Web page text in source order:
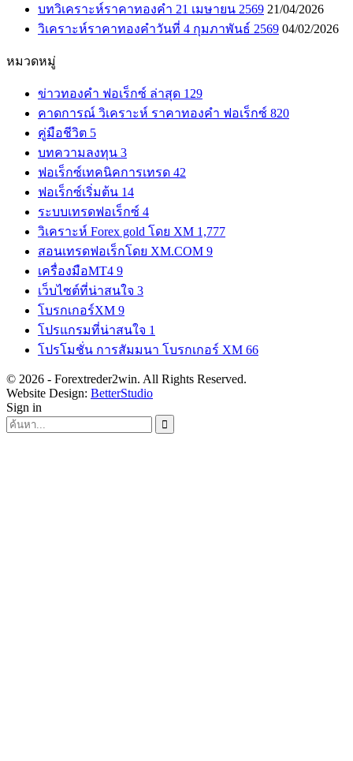
บทวิเคราะห์ราคาทองคำ 21 เมษายน 2569 21/04/2026
วิเคราะห์ราคาทองคำวันที่ 4 กุมภาพันธ์ 2569 04/02/2026
หมวดหมู่
ข่าวทองคำ ฟอเร็กซ์ ล่าสุด 129
คาดการณ์ วิเคราะห์ ราคาทองคำ ฟอเร็กซ์ 820
คู่มือชีวิต 5
บทความลงทุน 3
ฟอเร็กซ์เทคนิคการเทรด 42
ฟอเร็กซ์เริ่มต้น 14
ระบบเทรดฟอเร็กซ์ 4
วิเคราะห์ Forex gold โดย XM 1,777
สอนเทรดฟอเร็กโดย XM.COM 9
เครื่องมือMT4 9
เว็บไซต์ที่น่าสนใจ 3
โบรกเกอร์XM 9
โปรแกรมที่น่าสนใจ 1
โปรโมชั่น การสัมมนา โบรกเกอร์ XM 66
© 2026 - Forextreder2win. All Rights Reserved.
Website Design: BetterStudio
Sign in